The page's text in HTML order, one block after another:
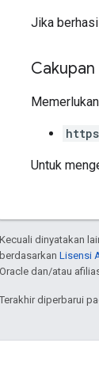
Jika
Untuk
Kecuali dinyatakan
berdasarkan Lisensi
Oracle dan/atau
Terakhir diperbarui